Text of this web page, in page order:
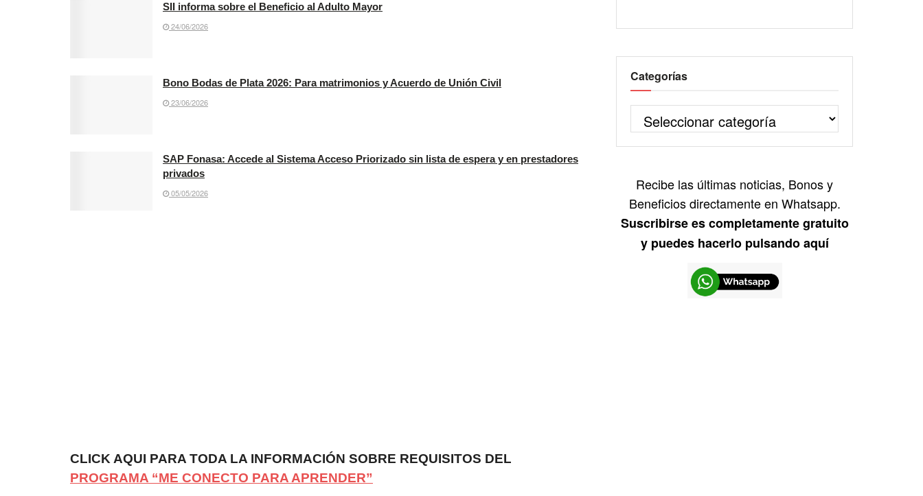
SII informa sobre el Beneficio al Adulto Mayor
24/06/2026
Bono Bodas de Plata 2026: Para matrimonios y Acuerdo de Unión Civil
23/06/2026
SAP Fonasa: Accede al Sistema Acceso Priorizado sin lista de espera y en prestadores
privados
05/05/2026
CLICK AQUI PARA TODA LA INFORMACIÓN SOBRE REQUISITOS DEL
PROGRAMA “ME CONECTO PARA APRENDER”
Categorías
Recibe las últimas noticias, Bonos y
Beneficios directamente en Whatsapp.
Suscribirse es completamente gratuito
y puedes hacerlo pulsando aquí